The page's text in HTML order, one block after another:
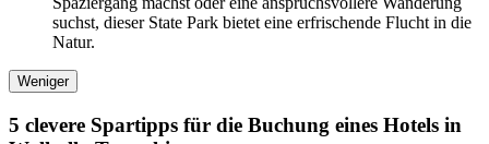
suchst, dieser State Park bietet eine erfrischende Flucht in die
Natur.
Weniger
5 clevere Spartipps für die Buchung eines Hotels in